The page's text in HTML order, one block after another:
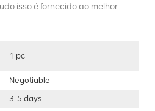
isso é fornecido ao melhor
1 pc
Negotiable
3-5 days